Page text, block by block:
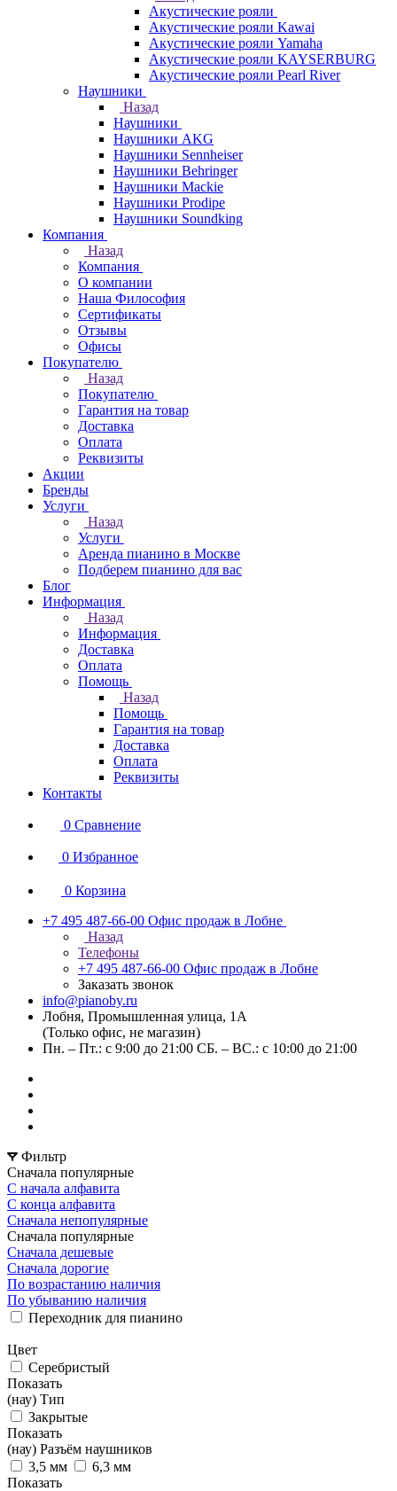
Акустические рояли
Акустические рояли Kawai
Акустические рояли Yamaha
Акустические рояли KAYSERBURG
Акустические рояли Pearl River
Наушники
Назад
Наушники
Наушники AKG
Наушники Sennheiser
Наушники Behringer
Наушники Mackie
Наушники Prodipe
Наушники Soundking
Компания
Назад
Компания
О компании
Наша Философия
Сертификаты
Отзывы
Офисы
Покупателю
Назад
Покупателю
Гарантия на товар
Доставка
Оплата
Реквизиты
Акции
Бренды
Услуги
Назад
Услуги
Аренда пианино в Москве
Подберем пианино для вас
Блог
Информация
Назад
Информация
Доставка
Оплата
Помощь
Назад
Помощь
Гарантия на товар
Доставка
Оплата
Реквизиты
Контакты
0 Сравнение
0 Избранное
0 Корзина
+7 495 487-66-00 Офис продаж в Лобне
Назад
Телефоны
+7 495 487-66-00 Офис продаж в Лобне
Заказать звонок
info@pianoby.ru
Лобня, Промышленная улица, 1А
(Только офис, не магазин)
Пн. – Пт.: с 9:00 до 21:00 СБ. – ВС.: с 10:00 до 21:00
Фильтр
Сначала популярные
С начала алфавита
С конца алфавита
Сначала непопулярные
Сначала популярные
Сначала дешевые
Сначала дорогие
По возрастанию наличия
По убыванию наличия
Переходник для пианино
Цвет
Серебристый
Показать
(нау) Тип
Закрытые
Показать
(нау) Разъём наушников
3,5 мм
6,3 мм
Показать